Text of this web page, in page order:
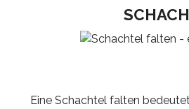
Eine Schachtel falten